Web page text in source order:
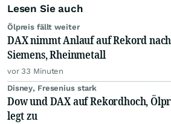
Lesen Sie auch
Ölpreis fällt weiter
DAX nimmt Anlauf auf Rekord
Siemens, Rheinmetall
vor 33 Minuten
Disney, Fresenius stark
Dow und DAX auf Rekordhoch,
legt zu